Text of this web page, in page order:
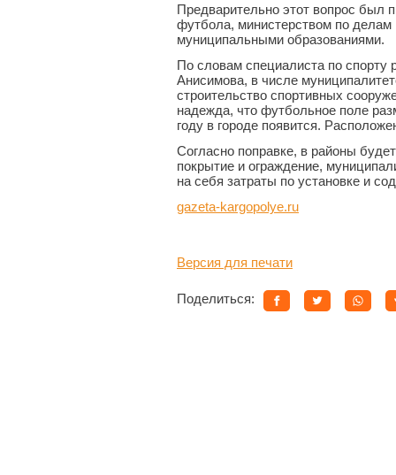
Предварительно этот вопрос был
футбола, министерством по
муниципальными образованиями.
По словам специалиста по спорту
Анисимова, в числе
строительство спортивных
надежда, что футбольное поле
году в городе появится.
Согласно поправке, в районы
покрытие и ограждение,
на себя затраты по установке и
gazeta-kargopolye.ru
Версия для печати
Поделиться: